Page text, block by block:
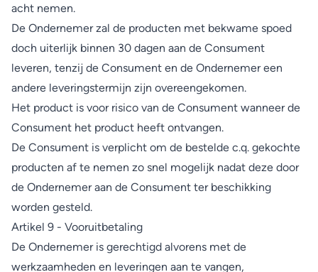
acht nemen.
De Ondernemer zal de producten met bekwame spoed
doch uiterlijk binnen 30 dagen aan de Consument
leveren, tenzij de Consument en de Ondernemer een
andere leveringstermijn zijn overeengekomen.
Het product is voor risico van de Consument wanneer de
Consument het product heeft ontvangen.
De Consument is verplicht om de bestelde c.q. gekochte
producten af te nemen zo snel mogelijk nadat deze door
de Ondernemer aan de Consument ter beschikking
worden gesteld.
Artikel 9 - Vooruitbetaling
De Ondernemer is gerechtigd alvorens met de
werkzaamheden en leveringen aan te vangen,